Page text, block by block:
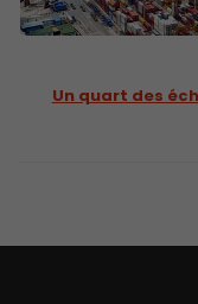
Un quart des